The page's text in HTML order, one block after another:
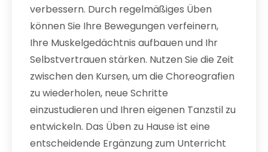
verbessern. Durch regelmäßiges Üben
können Sie Ihre Bewegungen verfeinern,
Ihre Muskelgedächtnis aufbauen und Ihr
Selbstvertrauen stärken. Nutzen Sie die Zeit
zwischen den Kursen, um die Choreografien
zu wiederholen, neue Schritte
einzustudieren und Ihren eigenen Tanzstil zu
entwickeln. Das Üben zu Hause ist eine
entscheidende Ergänzung zum Unterricht